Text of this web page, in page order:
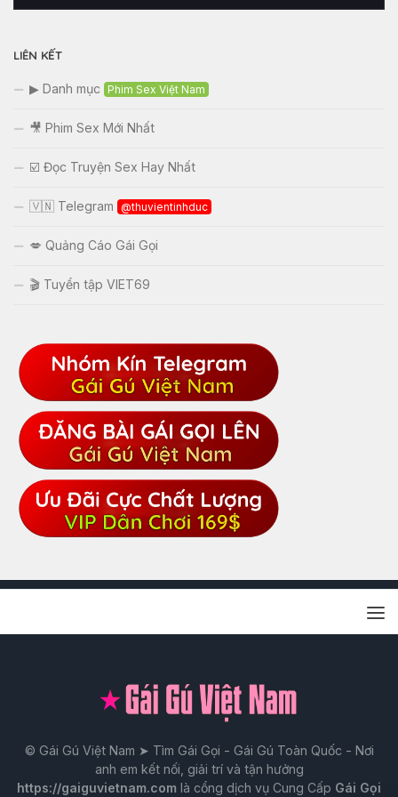
LIÊN KẾT
▶ Danh mục Phim Sex Việt Nam
🎥 Phim Sex Mới Nhất
☑️ Đọc Truyện Sex Hay Nhất
🇻🇳 Telegram @thuvientinhduc
💋 Quảng Cáo Gái Gọi
🎬 Tuyển tập VIET69
© Gái Gú Việt Nam ➤ Tìm Gái Gọi - Gái Gú Toàn Quốc - Nơi
anh em kết nối, giải trí và tận hưởng
https://gaiguvietnam.com là cổng dịch vụ Cung Cấp Gái Gọi